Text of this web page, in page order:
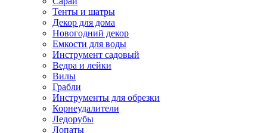
Тенты и шатры
Декор для дома
Новогодний декор
Емкости для воды
Инструмент садовый
Ведра и лейки
Вилы
Грабли
Инструменты для обрезки
Корнеудалители
Ледорубы
Лопаты